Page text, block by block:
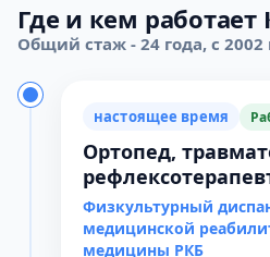
Где и кем
Общий стаж - 24 года, с 2002
настоящее время
Ортопед,
Физкультурный
медицинской
медицины РКБ